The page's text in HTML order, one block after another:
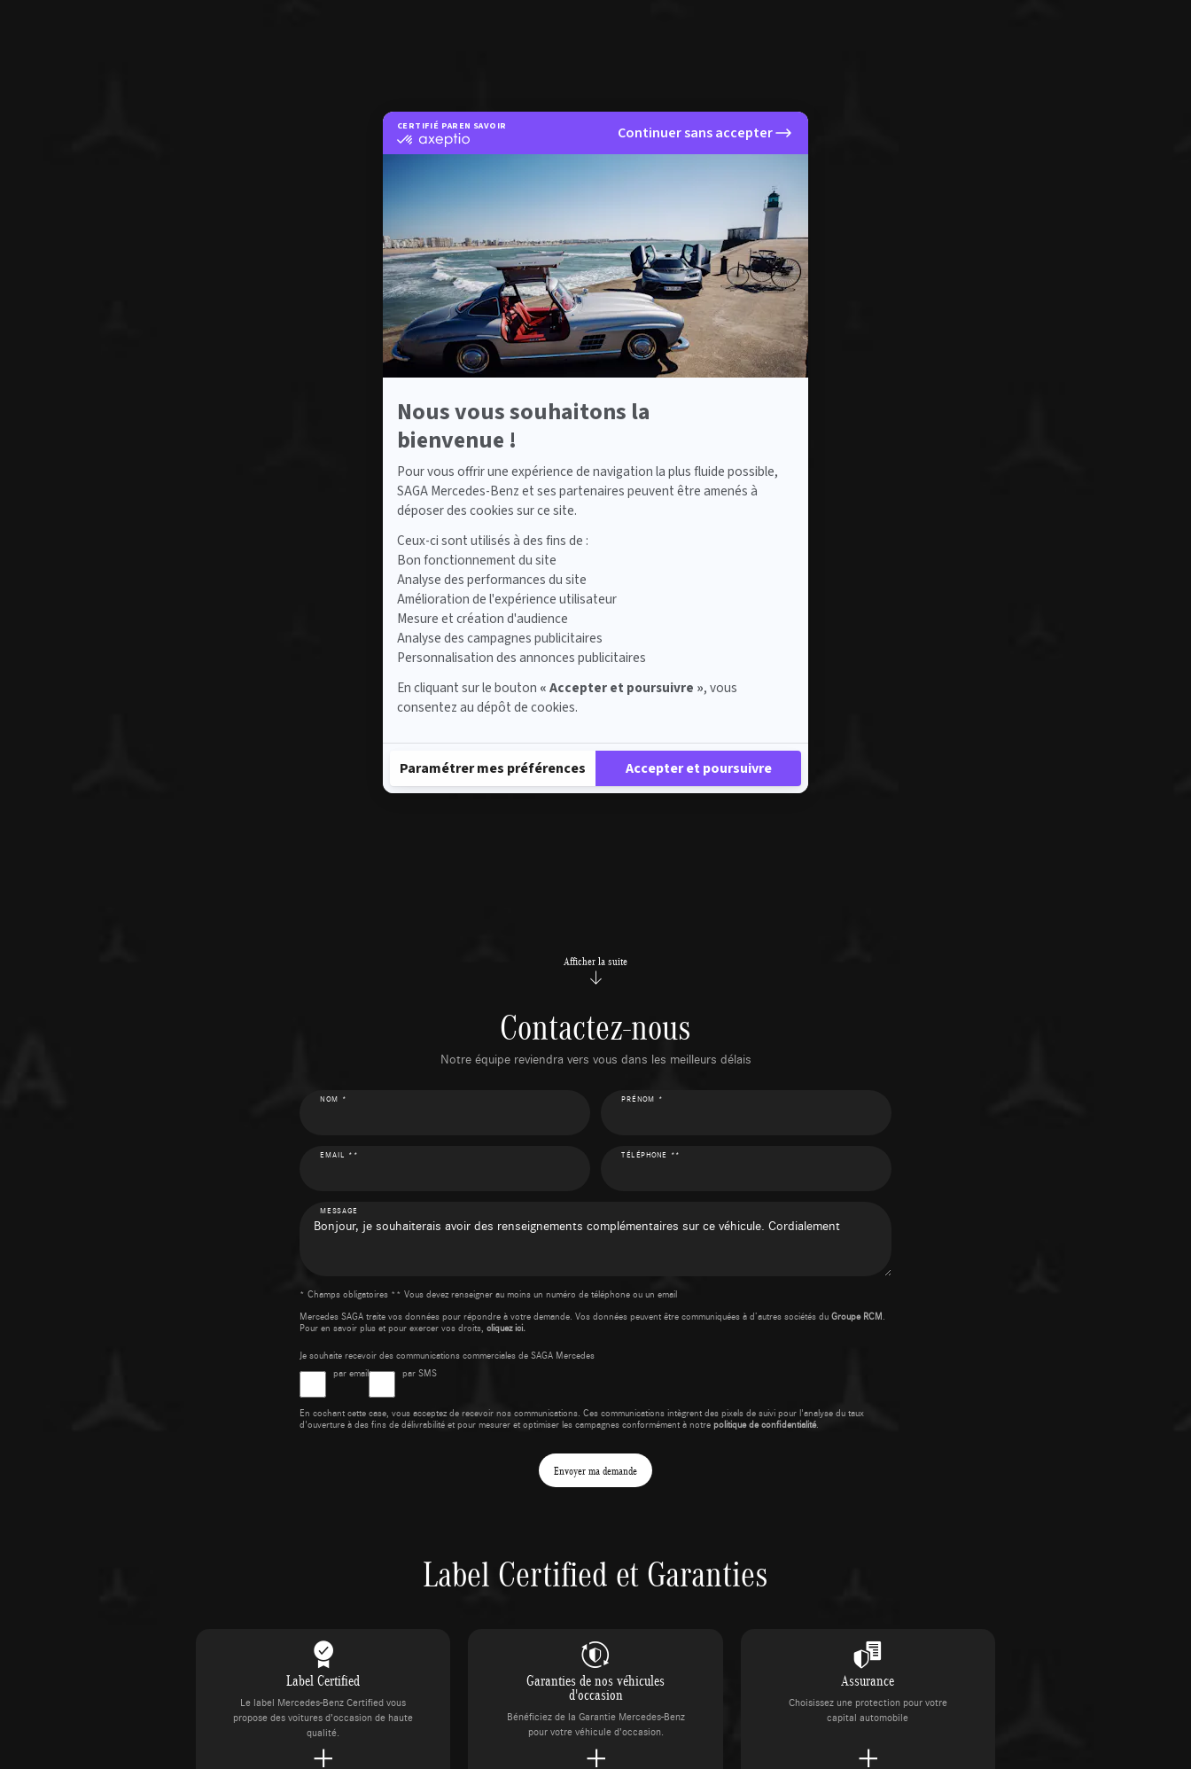
CERTIFIÉ PAR EN SAVOIR PLUS SUR
certifié
sur
Axeptio
Continuer sans accepter
Nous vous souhaitons la
bienvenue !
Pour vous offrir une expérience de navigation la plus fluide possible,
SAGA Mercedes-Benz et ses partenaires peuvent être amenés à
déposer des cookies sur ce site.
Ceux-ci sont utilisés à des fins de :
Bon fonctionnement du site
Analyse des performances du site
Amélioration de l'expérience utilisateur
Mesure et création d'audience
Analyse des campagnes publicitaires
Personnalisation des annonces publicitaires
En cliquant sur le bouton « Accepter et poursuivre », vous
consentez au dépôt de cookies.
Paramétrer mes préférences Accepter et poursuivre
Afficher la suite
Contactez-nous
Notre équipe reviendra vers vous dans les meilleurs délais
NOM * PRÉNOM *
EMAIL ** TÉLÉPHONE **
MESSAGE
* Champs obligatoires ** Vous devez renseigner au moins un numéro de téléphone ou un email
Mercedes SAGA traite vos données pour répondre à votre demande. Vos données peuvent être communiquées à d’autres sociétés du Groupe RCM.
Pour en savoir plus et pour exercer vos droits, cliquez ici.
Je souhaite recevoir des communications commerciales de SAGA Mercedes
par email
par SMS
En cochant cette case, vous acceptez de recevoir nos communications. Ces communications intègrent des pixels de suivi pour l'analyse du taux
d'ouverture à des fins de délivrabilité et pour mesurer et optimiser les campagnes conformément à notre politique de confidentialité.
Envoyer ma demande
Label Certified et Garanties
Label Certified
Le label Mercedes-Benz Certified vous
propose des voitures d’occasion de haute
qualité.
Garanties de nos véhicules
d'occasion
Bénéficiez de la Garantie Mercedes-Benz
pour votre véhicule d’occasion.
Assurance
Choisissez une protection pour votre
capital automobile